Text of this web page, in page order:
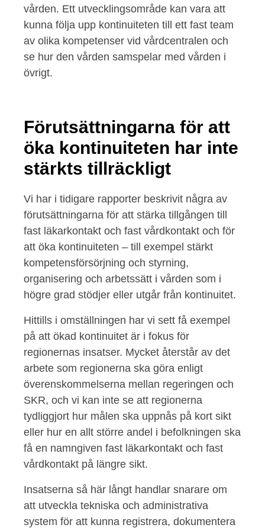
vården. Ett utvecklingsområde kan vara att
kunna följa upp kontinuiteten till ett fast team
av olika kompetenser vid vårdcentralen och
se hur den vården samspelar med vården i
övrigt.
Förutsättningarna för att
öka kontinuiteten har inte
stärkts tillräckligt
Vi har i tidigare rapporter beskrivit några av
förutsättningarna för att stärka tillgången till
fast läkarkontakt och fast vårdkontakt och för
att öka kontinuiteten – till exempel stärkt
kompetensförsörjning och styrning,
organisering och arbetssätt i vården som i
högre grad stödjer eller utgår från kontinuitet.
Hittills i omställningen har vi sett få exempel
på att ökad kontinuitet är i fokus för
regionernas insatser. Mycket återstår av det
arbete som regionerna ska göra enligt
överenskommelserna mellan regeringen och
SKR, och vi kan inte se att regionerna
tydliggjort hur målen ska uppnås på kort sikt
eller hur en allt större andel i befolkningen ska
få en namngiven fast läkarkontakt och fast
vårdkontakt på längre sikt.
Insatserna så här långt handlar snarare om
att utveckla tekniska och administrativa
system för att kunna registrera, dokumentera